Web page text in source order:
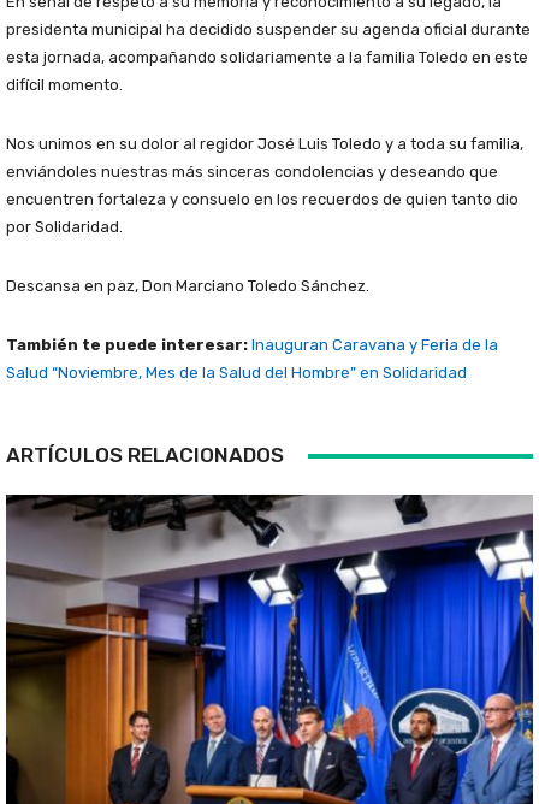
presidenta municipal ha decidido suspender su agenda oficial durante
esta jornada, acompañando solidariamente a la familia Toledo en este
difícil momento.
Nos unimos en su dolor al regidor José Luis Toledo y a toda su familia,
enviándoles nuestras más sinceras condolencias y deseando que
encuentren fortaleza y consuelo en los recuerdos de quien tanto dio
por Solidaridad.
Descansa en paz, Don Marciano Toledo Sánchez.
También te puede interesar: Inauguran Caravana y Feria de la
Salud “Noviembre, Mes de la Salud del Hombre” en Solidaridad
ARTÍCULOS RELACIONADOS